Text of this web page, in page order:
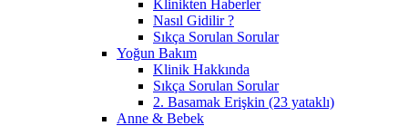
Klinikten Haberler
Nasıl Gidilir ?
Sıkça Sorulan Sorular
Yoğun Bakım
Klinik Hakkında
Sıkça Sorulan Sorular
2. Basamak Erişkin (23 yataklı)
Anne & Bebek